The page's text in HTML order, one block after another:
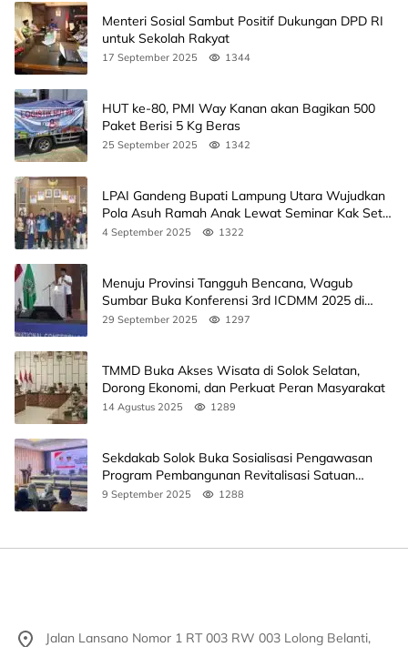
Menteri Sosial Sambut Positif Dukungan DPD RI
untuk Sekolah Rakyat
17 September 2025 1344
HUT ke-80, PMI Way Kanan akan Bagikan 500
Paket Berisi 5 Kg Beras
25 September 2025 1342
LPAI Gandeng Bupati Lampung Utara Wujudkan
Pola Asuh Ramah Anak Lewat Seminar Kak Seto,
Ini Jadwalnya
4 September 2025 1322
Menuju Provinsi Tangguh Bencana, Wagub
Sumbar Buka Konferensi 3rd ICDMM 2025 di
Unand
29 September 2025 1297
TMMD Buka Akses Wisata di Solok Selatan,
Dorong Ekonomi, dan Perkuat Peran Masyarakat
14 Agustus 2025 1289
Sekdakab Solok Buka Sosialisasi Pengawasan
Program Pembangunan Revitalisasi Satuan
Pendidikan
9 September 2025 1288
Jalan Lansano Nomor 1 RT 003 RW 003 Lolong Belanti,